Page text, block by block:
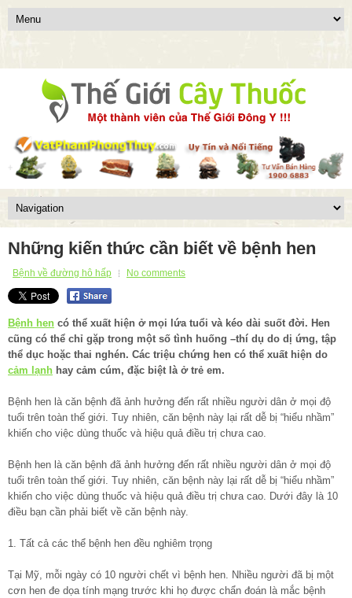
Những kiến thức cần biết về bệnh hen
Bệnh về đường hô hấp No comments
Bệnh hen có thể xuất hiện ở mọi lứa tuổi và kéo dài suốt đời. Hen
cũng có thể chỉ gặp trong một số tình huống –thí dụ do dị ứng, tập
thể dục hoặc thai nghén. Các triệu chứng hen có thể xuất hiện do
cảm lạnh hay cảm cúm, đặc biệt là ở trẻ em.
Bệnh hen là căn bệnh đã ảnh hưởng đến rất nhiều người dân ở mọi độ
tuổi trên toàn thế giới. Tuy nhiên, căn bệnh này lại rất dễ bị “hiểu nhầm”
khiến cho việc dùng thuốc và hiệu quả điều trị chưa cao.
Bệnh hen là căn bệnh đã ảnh hưởng đến rất nhiều người dân ở mọi độ
tuổi trên toàn thế giới. Tuy nhiên, căn bệnh này lại rất dễ bị “hiểu nhầm”
khiến cho việc dùng thuốc và hiệu quả điều trị chưa cao. Dưới đây là 10
điều bạn cần phải biết về căn bệnh này.
1. Tất cả các thể bệnh hen đều nghiêm trọng
Tại Mỹ, mỗi ngày có 10 người chết vì bệnh hen. Nhiều người đã bị một
cơn hen đe dọa tính mạng trước khi họ được chẩn đoán là mắc bệnh